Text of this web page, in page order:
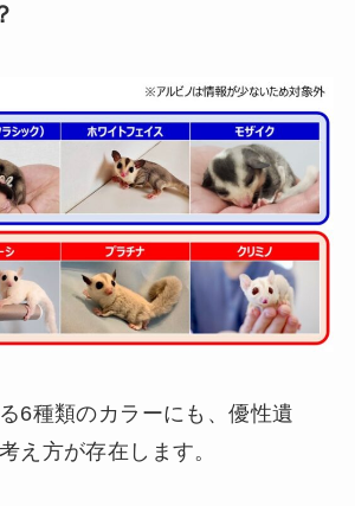
6種類のカラーにも、優性遺
え方が存在します。